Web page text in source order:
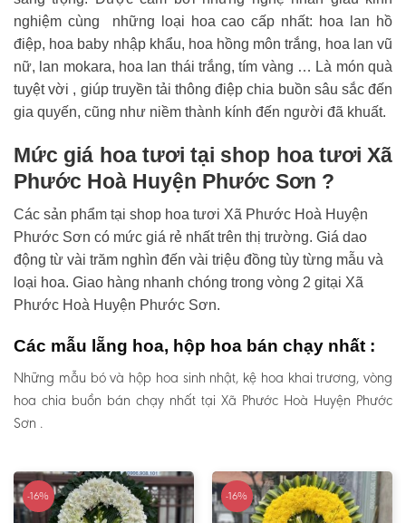
nghiệm cùng những loại hoa cao cấp nhất: hoa lan hồ
điệp, hoa baby nhập khẩu, hoa hồng môn trắng, hoa lan vũ
nữ, lan mokara, hoa lan thái trắng, tím vàng … Là món quà
tuyệt vời , giúp truyền tải thông điệp chia buồn sâu sắc đến
gia quyến, cũng như niềm thành kính đến người đã khuất.
Mức giá hoa tươi tại shop hoa tươi Xã
Phước Hoà Huyện Phước Sơn ?
Các sản phẩm tại shop hoa tươi Xã Phước Hoà Huyện
Phước Sơn có mức giá rẻ nhất trên thị trường. Giá dao
động từ vài trăm nghìn đến vài triệu đồng tùy từng mẫu và
loại hoa. Giao hàng nhanh chóng trong vòng 2 gitại Xã
Phước Hoà Huyện Phước Sơn.
Các mẫu lẵng hoa, hộp hoa bán chạy nhất :
Những mẫu bó và hộp hoa sinh nhật, kệ hoa khai trương, vòng
hoa chia buồn bán chạy nhất tại Xã Phước Hoà Huyện Phước
Sơn .
-16% -16%